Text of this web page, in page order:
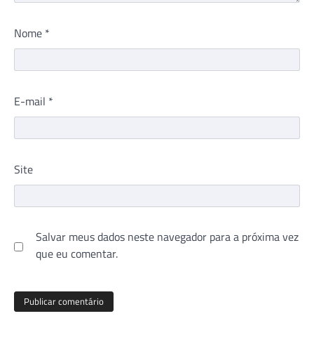
Nome *
E-mail *
Site
Salvar meus dados neste navegador para a próxima vez
que eu comentar.